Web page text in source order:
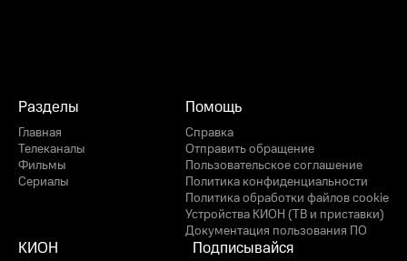
Разделы
Главная
Телеканалы
Фильмы
Сериалы
Помощь
Справка
Отправить обращение
Пользовательское соглашение
Политика конфиденциальности
Политика обработки файлов cookie
Устройства КИОН (ТВ и приставки)
Документация пользования ПО
КИОН Подписывайся